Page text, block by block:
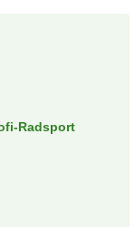
Radsport